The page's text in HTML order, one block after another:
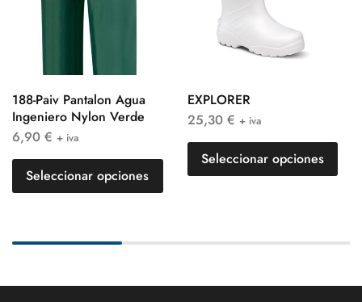
188-Paiv Pantalon Agua
Ingeniero Nylon Verde
6,90 € + iva
Seleccionar opciones
EXPLORER
25,30 € + iva
Seleccionar opciones